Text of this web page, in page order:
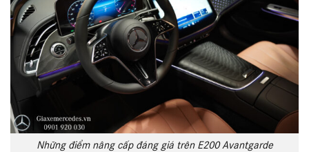
Những điểm nâng cấp đáng giá trên E200 Avantgarde